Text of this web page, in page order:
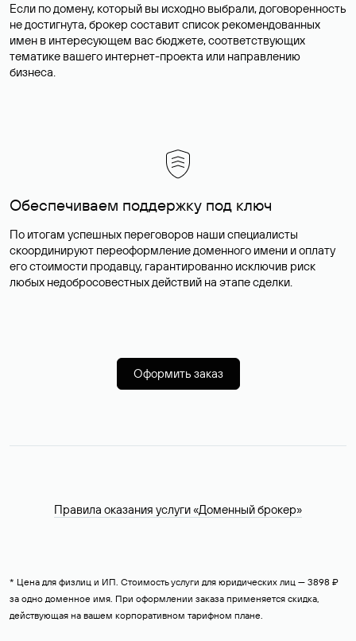
Если по домену, который вы исходно выбрали, договоренность
не достигнута, брокер составит список рекомендованных
имен в интересующем вас бюджете, соответствующих
тематике вашего интернет-проекта или направлению
бизнеса.
Обеспечиваем поддержку под ключ
По итогам успешных переговоров наши специалисты
скоординируют переоформление доменного имени и оплату
его стоимости продавцу, гарантированно исключив риск
любых недобросовестных действий на этапе сделки.
Оформить заказ
Правила оказания услуги «Доменный брокер»
* Цена для физлиц и ИП. Стоимость услуги для юридических лиц — 3898 ₽
за одно доменное имя. При оформлении заказа применяется скидка,
действующая на вашем корпоративном тарифном плане.